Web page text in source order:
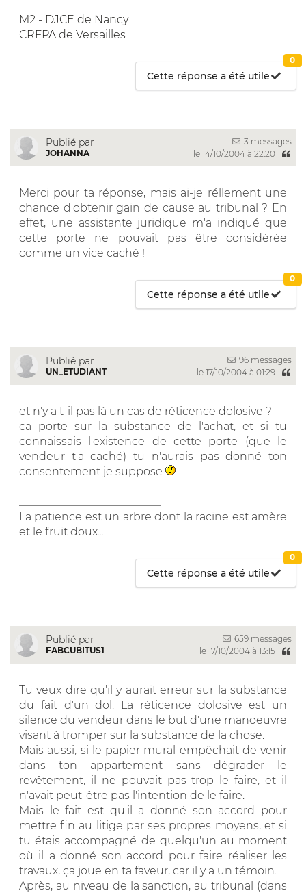
M2 - DJCE de Nancy
CRFPA de Versailles
Cette réponse a été utile
0
Publié par
JOHANNA
3 messages
le 14/10/2004 à 22:20
Merci pour ta réponse, mais ai-je réllement une
chance d'obtenir gain de cause au tribunal ? En
effet, une assistante juridique m'a indiqué que
cette porte ne pouvait pas être considérée
comme un vice caché !
Cette réponse a été utile
0
Publié par
UN_ETUDIANT
96 messages
le 17/10/2004 à 01:29
et n'y a t-il pas là un cas de réticence dolosive ?
ca porte sur la substance de l'achat, et si tu
connaissais l'existence de cette porte (que le
vendeur t'a caché) tu n'aurais pas donné ton
consentement je suppose
La patience est un arbre dont la racine est amère
et le fruit doux...
Cette réponse a été utile
0
Publié par
FABCUBITUS1
659 messages
le 17/10/2004 à 13:15
Tu veux dire qu'il y aurait erreur sur la substance
du fait d'un dol. La réticence dolosive est un
silence du vendeur dans le but d'une manoeuvre
visant à tromper sur la substance de la chose.
Mais aussi, si le papier mural empêchait de venir
dans ton appartement sans dégrader le
revêtement, il ne pouvait pas trop le faire, et il
n'avait peut-être pas l'intention de le faire.
Mais le fait est qu'il a donné son accord pour
mettre fin au litige par ses propres moyens, et si
tu étais accompagné de quelqu'un au moment
où il a donné son accord pour faire réaliser les
travaux, ça joue en ta faveur, car il y a un témoin.
Après, au niveau de la sanction, au tribunal (dans